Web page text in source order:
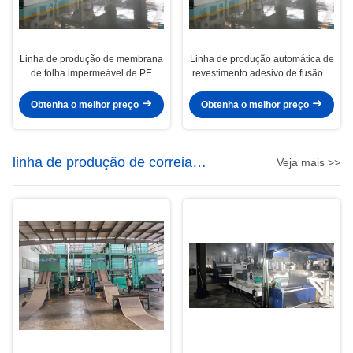
Linha de produção de membrana
de folha impermeável de PE
parafuso único
Obtenha o melhor preço
Linha de produção automática de
revestimento adesivo de fusão a
revestimento de areia
Obtenha o melhor preço
linha de produção de correia
transportadora
Veja mais >>